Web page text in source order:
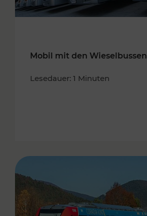
Mobil mit den Wieselbussen
Lesedauer: 1 Minuten